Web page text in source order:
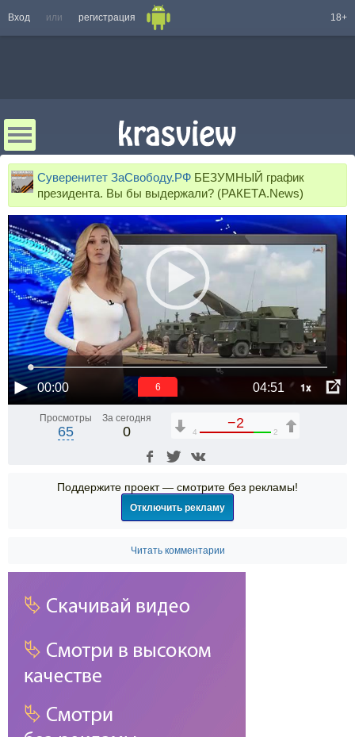
Вход или регистрация 18+
Суверенитет ЗаСвободу.РФ БЕЗУМНЫЙ график
президента. Вы бы выдержали? (РАКЕТА.News)
00:00 04:51 1x
6
Просмотры
65
За сегодня
0
−2
4 2
Поддержите проект — смотрите без рекламы!
Отключить рекламу
Читать комментарии